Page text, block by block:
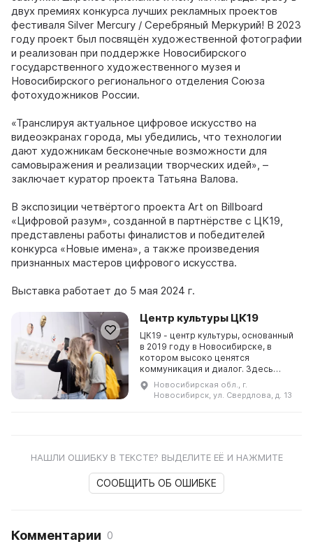
двух премиях конкурса лучших рекламных проектов
фестиваля Silver Mercury / Серебряный Меркурий! В 2023
году проект был посвящён художественной фотографии
и реализован при поддержке Новосибирского
государственного художественного музея и
Новосибирского регионального отделения Союза
фотохудожников России.
«Транслируя актуальное цифровое искусство на
видеоэкранах города, мы убедились, что технологии
дают художникам бесконечные возможности для
самовыражения и реализации творческих идей», –
заключает куратор проекта Татьяна Валова.
В экспозиции четвёртого проекта Art on Billboard
«Цифровой разум», созданной в партнёрстве с ЦК19,
представлены работы финалистов и победителей
конкурса «Новые имена», а также произведения
признанных мастеров цифрового искусства.
Выставка работает до 5 мая 2024 г.
Центр культуры ЦК19
ЦК19 - центр культуры, основанный
в 2019 году в Новосибирске, в
котором высоко ценятся
коммуникация и диалог. Здесь
проводятся выставочные,
просветительские и музыкальные
Новосибирская обл., г.
Новосибирск, ул. Свердлова, д. 13
НАШЛИ ОШИБКУ В ТЕКСТЕ? ВЫДЕЛИТЕ ЕЁ И НАЖМИТЕ
СООБЩИТЬ ОБ ОШИБКЕ
Комментарии 0